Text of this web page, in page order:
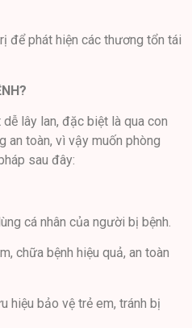
để phát hiện các thương tổn tái
lây lan, đặc biệt là qua con
an toàn, vì vậy muốn phòng
sau đây:
cá nhân của người bị bệnh.
chữa bệnh hiệu quả, an toàn
hiệu bảo vệ trẻ em, tránh bị